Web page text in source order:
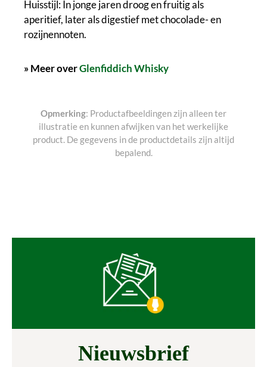
Huisstijl: In jonge jaren droog en fruitig als
aperitief, later als digestief met chocolade- en
rozijnennoten.
» Meer overGlenfiddich Whisky
Opmerking: Productafbeeldingen zijn alleen ter
illustratie en kunnen afwijken van het werkelijke
product. De gegevens in de productdetails zijn altijd
bepalend.
Nieuwsbrief